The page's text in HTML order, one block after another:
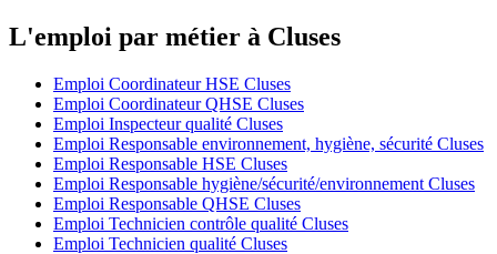
L'emploi par métier à Cluses
Emploi Coordinateur HSE Cluses
Emploi Coordinateur QHSE Cluses
Emploi Inspecteur qualité Cluses
Emploi Responsable environnement, hygiène, sécurité Cluses
Emploi Responsable HSE Cluses
Emploi Responsable hygiène/sécurité/environnement Cluses
Emploi Responsable QHSE Cluses
Emploi Technicien contrôle qualité Cluses
Emploi Technicien qualité Cluses